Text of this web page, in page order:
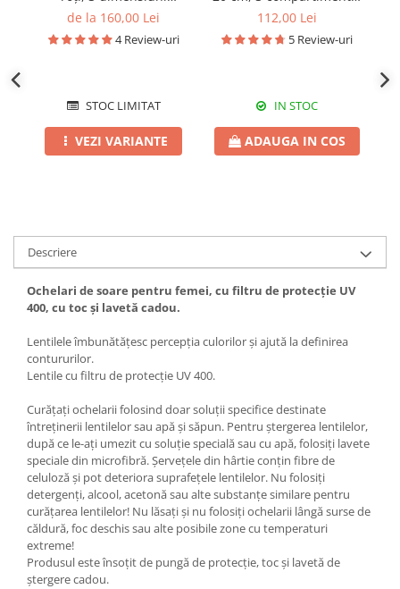
disponibile
de la 160,00 Lei
4 Review-uri
STOC LIMITAT
VEZI VARIANTE
RS14
112,00 Lei
5 Review-uri
IN STOC
ADAUGA IN COS
Descriere
Ochelari de soare pentru femei, cu filtru de protecție UV
400, cu toc și lavetă cadou.
Lentilele îmbunătățesc percepția culorilor și ajută la definirea
contururilor.
Lentile cu filtru de protecție UV 400.
Curățați ochelarii folosind doar soluții specifice destinate
întreținerii lentilelor sau apă și săpun. Pentru ștergerea lentilelor,
după ce le-ați umezit cu soluție specială sau cu apă, folosiți lavete
speciale din microfibră. Șervețele din hârtie conțin fibre de
celuloză și pot deteriora suprafețele lentilelor. Nu folosiți
detergenți, alcool, acetonă sau alte substanțe similare pentru
curățarea lentilelor! Nu lăsați și nu folosiți ochelarii lângă surse de
căldură, foc deschis sau alte posibile zone cu temperaturi
extreme!
Produsul este însoțit de pungă de protecție, toc și lavetă de
ștergere cadou.